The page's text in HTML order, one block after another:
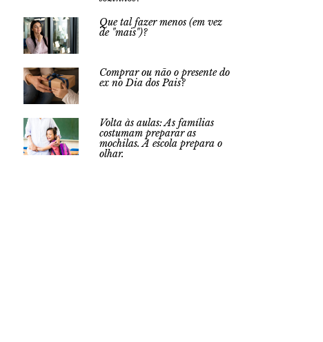
Que tal fazer menos (em vez
de "mais")?
Comprar ou não o presente do
ex no Dia dos Pais?
Volta às aulas: As famílias
costumam preparar as
mochilas. A escola prepara o
olhar.